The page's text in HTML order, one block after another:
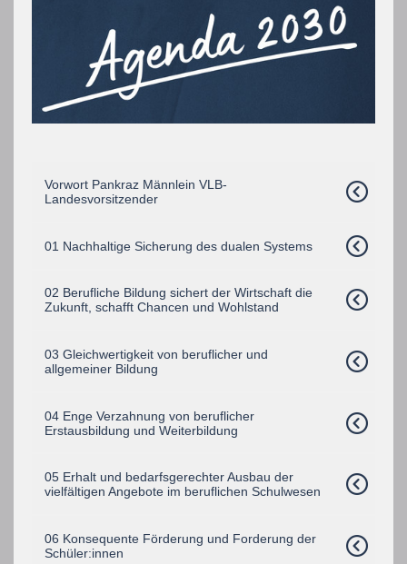
Vorwort Pankraz Männlein VLB-
Landesvorsitzender
01 Nachhaltige Sicherung des dualen Systems
02 Berufliche Bildung sichert der Wirtschaft die
Zukunft, schafft Chancen und Wohlstand
03 Gleichwertigkeit von beruflicher und
allgemeiner Bildung
04 Enge Verzahnung von beruflicher
Erstausbildung und Weiterbildung
05 Erhalt und bedarfsgerechter Ausbau der
vielfältigen Angebote im beruflichen Schulwesen
06 Konsequente Förderung und Forderung der
Schüler:innen